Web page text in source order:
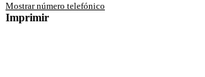
Mostrar número telefónico
Imprimir